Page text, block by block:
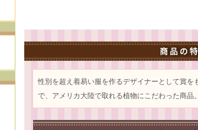
性別を超え着易い服を作るデザイナーとして賞を
で、アメリカ大陸で取れる植物にこだわった商品。